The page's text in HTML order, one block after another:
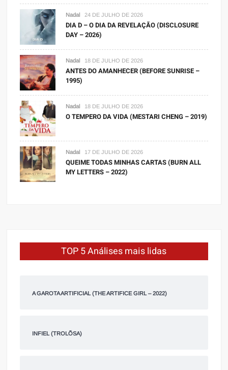
Nadal 24 DE JULHO DE 2026
DIA D – O DIA DA REVELAÇÃO (DISCLOSURE
DAY – 2026)
Nadal 18 DE JULHO DE 2026
ANTES DO AMANHECER (BEFORE SUNRISE –
1995)
Nadal 18 DE JULHO DE 2026
O TEMPERO DA VIDA (MESTARI CHENG – 2019)
Nadal 17 DE JULHO DE 2026
QUEIME TODAS MINHAS CARTAS (BURN ALL
MY LETTERS – 2022)
TOP 5 Análises mais lidas
A GAROTA ARTIFICIAL (THE ARTIFICE GIRL – 2022)
INFIEL (TROLÕSA)